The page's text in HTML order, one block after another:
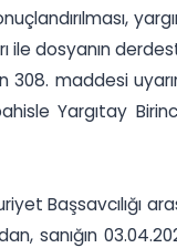
dosyanın
308. maddesi
Yargıtay
Başsavcılığı
sanığın